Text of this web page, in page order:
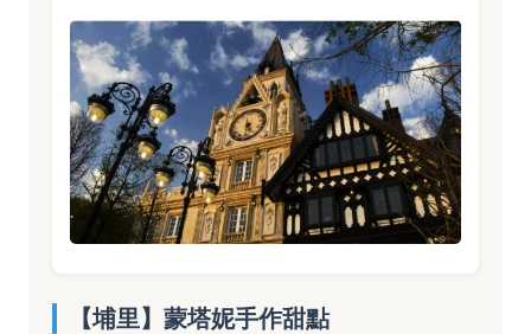
【埔里】蒙塔妮手作甜點